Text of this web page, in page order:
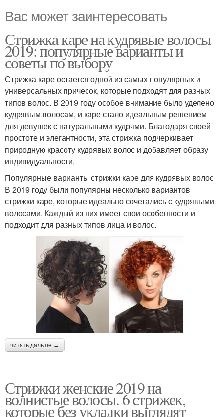
Вас может заинтересовать
Стрижка каре на кудрявые волосы
2019: популярные варианты и
советы по выбору
Стрижка каре остается одной из самых популярных и
универсальных причесок, которые подходят для разных
типов волос. В 2019 году особое внимание было уделено
кудрявым волосам, и каре стало идеальным решением
для девушек с натуральными кудрями. Благодаря своей
простоте и элегантности, эта стрижка подчеркивает
природную красоту кудрявых волос и добавляет образу
индивидуальности.
Популярные варианты стрижки каре для кудрявых волос
В 2019 году были популярны несколько вариантов
стрижки каре, которые идеально сочетались с кудрявыми
волосами. Каждый из них имеет свои особенности и
подходит для разных типов лица и волос.
читать дальше →
Стрижки женские 2019 на
волнистые волосы. 6 стрижек,
которые без укладки выглядят